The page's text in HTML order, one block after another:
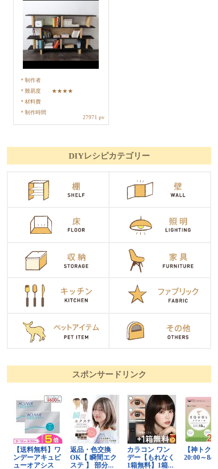
制作者
難易度
★★★★
材料費
制作時間
27971 pv
DIYレシピカテゴリー
スポンサードリンク